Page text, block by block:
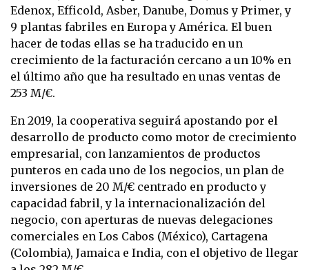
Edenox, Efficold, Asber, Danube, Domus y Primer, y
9 plantas fabriles en Europa y América. El buen
hacer de todas ellas se ha traducido en un
crecimiento de la facturación cercano a un 10% en
el último año que ha resultado en unas ventas de
253 M/€.
En 2019, la cooperativa seguirá apostando por el
desarrollo de producto como motor de crecimiento
empresarial, con lanzamientos de productos
punteros en cada uno de los negocios, un plan de
inversiones de 20 M/€ centrado en producto y
capacidad fabril, y la internacionalización del
negocio, con aperturas de nuevas delegaciones
comerciales en Los Cabos (México), Cartagena
(Colombia), Jamaica e India, con el objetivo de llegar